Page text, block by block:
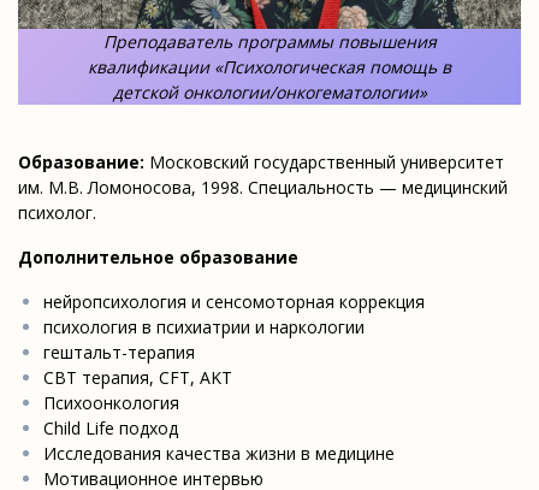
Преподаватель программы повышения
квалификации «Психологическая помощь в
детской онкологии/онкогематологии»
Образование: Московский государственный университет
им. М.В. Ломоносова, 1998. Специальность — медицинский
психолог.
Дополнительное образование
нейропсихология и сенсомоторная коррекция
психология в психиатрии и наркологии
гештальт-терапия
CBT терапия, CFT, AKT
Психоонкология
Child Life подход
Исследования качества жизни в медицине
Мотивационное интервью